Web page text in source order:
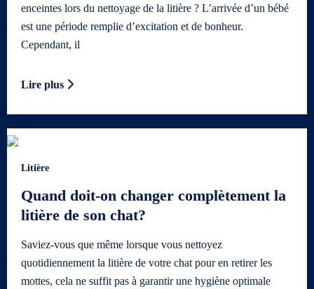
enceintes lors du nettoyage de la litière ? L’arrivée d’un bébé
est une période remplie d’excitation et de bonheur.
Cependant, il
Lire plus
Litière
Quand doit-on changer complètement la
litière de son chat?
Saviez-vous que même lorsque vous nettoyez
quotidiennement la litière de votre chat pour en retirer les
mottes, cela ne suffit pas à garantir une hygiène optimale